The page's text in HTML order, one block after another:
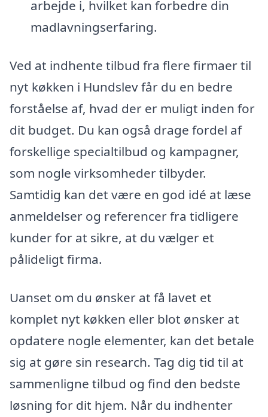
arbejde i, hvilket kan forbedre din
madlavningserfaring.
Ved at indhente tilbud fra flere firmaer til
nyt køkken i Hundslev får du en bedre
forståelse af, hvad der er muligt inden for
dit budget. Du kan også drage fordel af
forskellige specialtilbud og kampagner,
som nogle virksomheder tilbyder.
Samtidig kan det være en god idé at læse
anmeldelser og referencer fra tidligere
kunder for at sikre, at du vælger et
pålideligt firma.
Uanset om du ønsker at få lavet et
komplet nyt køkken eller blot ønsker at
opdatere nogle elementer, kan det betale
sig at gøre sin research. Tag dig tid til at
sammenligne tilbud og find den bedste
løsning for dit hjem. Når du indhenter